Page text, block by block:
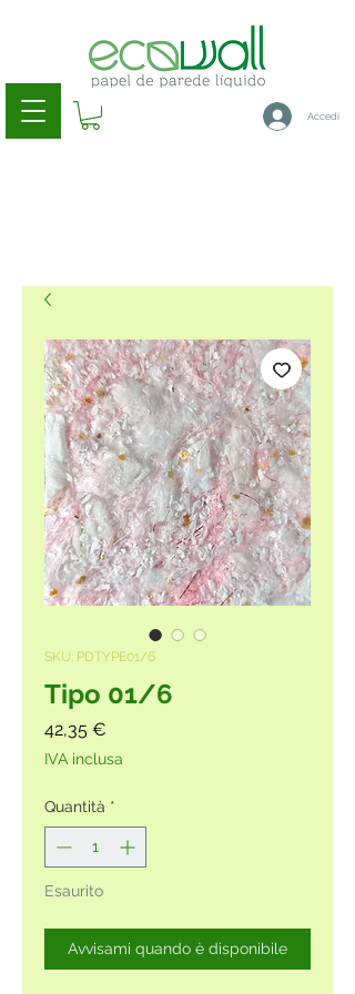
Accedi
SKU: PDTYPE01/6
Tipo 01/6
42,35 €
IVA inclusa
Quantità *
Esaurito
Avvisami quando è disponibile